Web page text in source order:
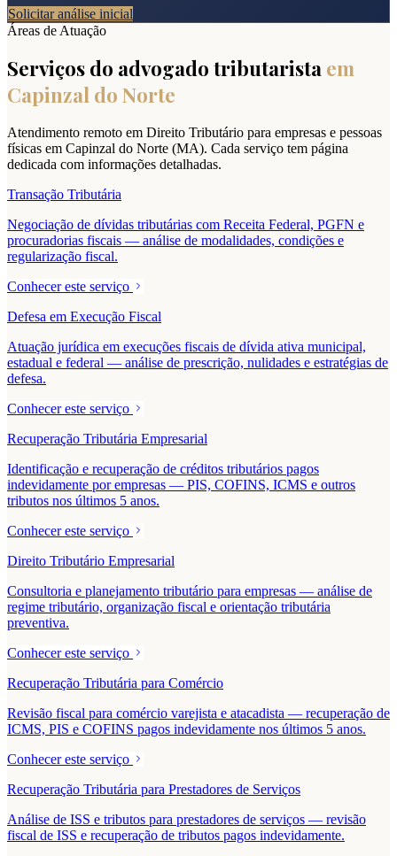
Solicitar análise inicial
Áreas de Atuação
Serviços do advogado tributarista em
Capinzal do Norte
Atendimento remoto em Direito Tributário para empresas e pessoas
físicas em Capinzal do Norte (MA). Cada serviço tem página
dedicada com informações detalhadas.
Transação Tributária
Negociação de dívidas tributárias com Receita Federal, PGFN e
procuradorias fiscais — análise de modalidades, condições e
regularização fiscal.
Conhecer este serviço
Defesa em Execução Fiscal
Atuação jurídica em execuções fiscais de dívida ativa municipal,
estadual e federal — análise de prescrição, nulidades e estratégias de
defesa.
Conhecer este serviço
Recuperação Tributária Empresarial
Identificação e recuperação de créditos tributários pagos
indevidamente por empresas — PIS, COFINS, ICMS e outros
tributos nos últimos 5 anos.
Conhecer este serviço
Direito Tributário Empresarial
Consultoria e planejamento tributário para empresas — análise de
regime tributário, organização fiscal e orientação tributária
preventiva.
Conhecer este serviço
Recuperação Tributária para Comércio
Revisão fiscal para comércio varejista e atacadista — recuperação de
ICMS, PIS e COFINS pagos indevidamente nos últimos 5 anos.
Conhecer este serviço
Recuperação Tributária para Prestadores de Serviços
Análise de ISS e tributos para prestadores de serviços — revisão
fiscal de ISS e recuperação de tributos pagos indevidamente.